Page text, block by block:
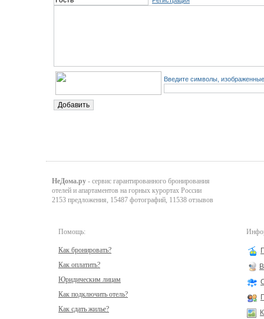
Введите символы,
НеДома.ру - сервис гарантированного бронирования
отелей и апартаментов на горных курортах России
2153 предложения, 15487 фотографий, 11538 отзывов
Помощь:
Как бронировать?
Как оплатить?
Юридическим лицам
Как подключить отель?
Как сдать жилье?